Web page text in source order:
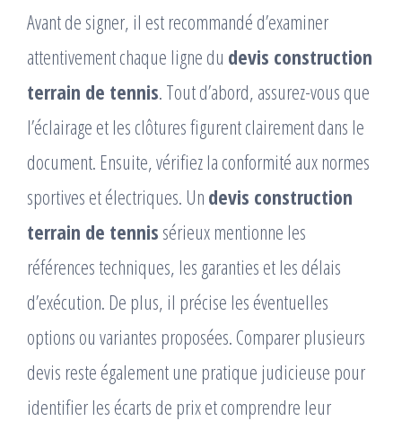
Avant de signer, il est recommandé d’examiner
attentivement chaque ligne du devis construction
terrain de tennis. Tout d’abord, assurez-vous que
l’éclairage et les clôtures figurent clairement dans le
document. Ensuite, vérifiez la conformité aux normes
sportives et électriques. Un devis construction
terrain de tennis sérieux mentionne les
références techniques, les garanties et les délais
d’exécution. De plus, il précise les éventuelles
options ou variantes proposées. Comparer plusieurs
devis reste également une pratique judicieuse pour
identifier les écarts de prix et comprendre leur